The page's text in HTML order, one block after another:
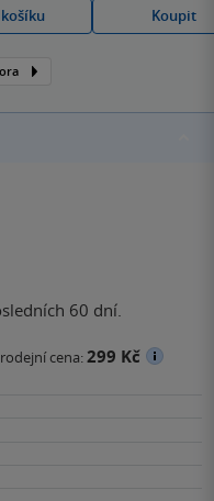
Koupit
60 dní.
cena:299 Kč